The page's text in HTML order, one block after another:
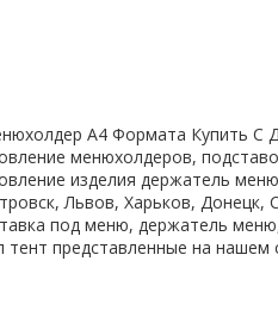
А4 Формата Купить С
менюхолдеров,
изделия держатель
Львов, Харьков,
под меню, держатель
представленные на нашем